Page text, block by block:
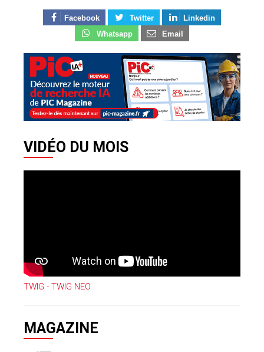
Facebook Twitter
Linkedin
Whatsapp
Email
VIDÉO DU MOIS
TWIG - TWIG NEO
MAGAZINE